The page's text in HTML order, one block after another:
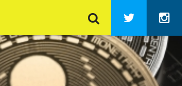
Twitter